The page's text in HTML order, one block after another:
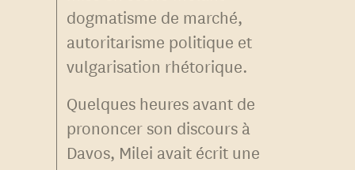
dogmatisme de marché,
autoritarisme politique et
vulgarisation rhétorique.
Quelques heures avant de
prononcer son discours à
Davos, Milei avait écrit une